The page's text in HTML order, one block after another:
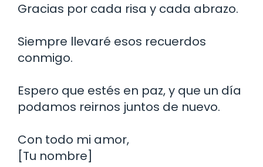
Gracias por cada risa y cada abrazo.
Siempre llevaré esos recuerdos
conmigo.
Espero que estés en paz, y que un día
podamos reirnos juntos de nuevo.
Con todo mi amor,
[Tu nombre]